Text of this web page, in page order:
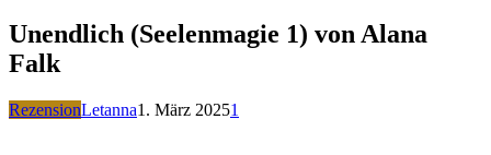
Unendlich (Seelenmagie 1) von Alana
Falk
RezensionLetanna1. März 20251